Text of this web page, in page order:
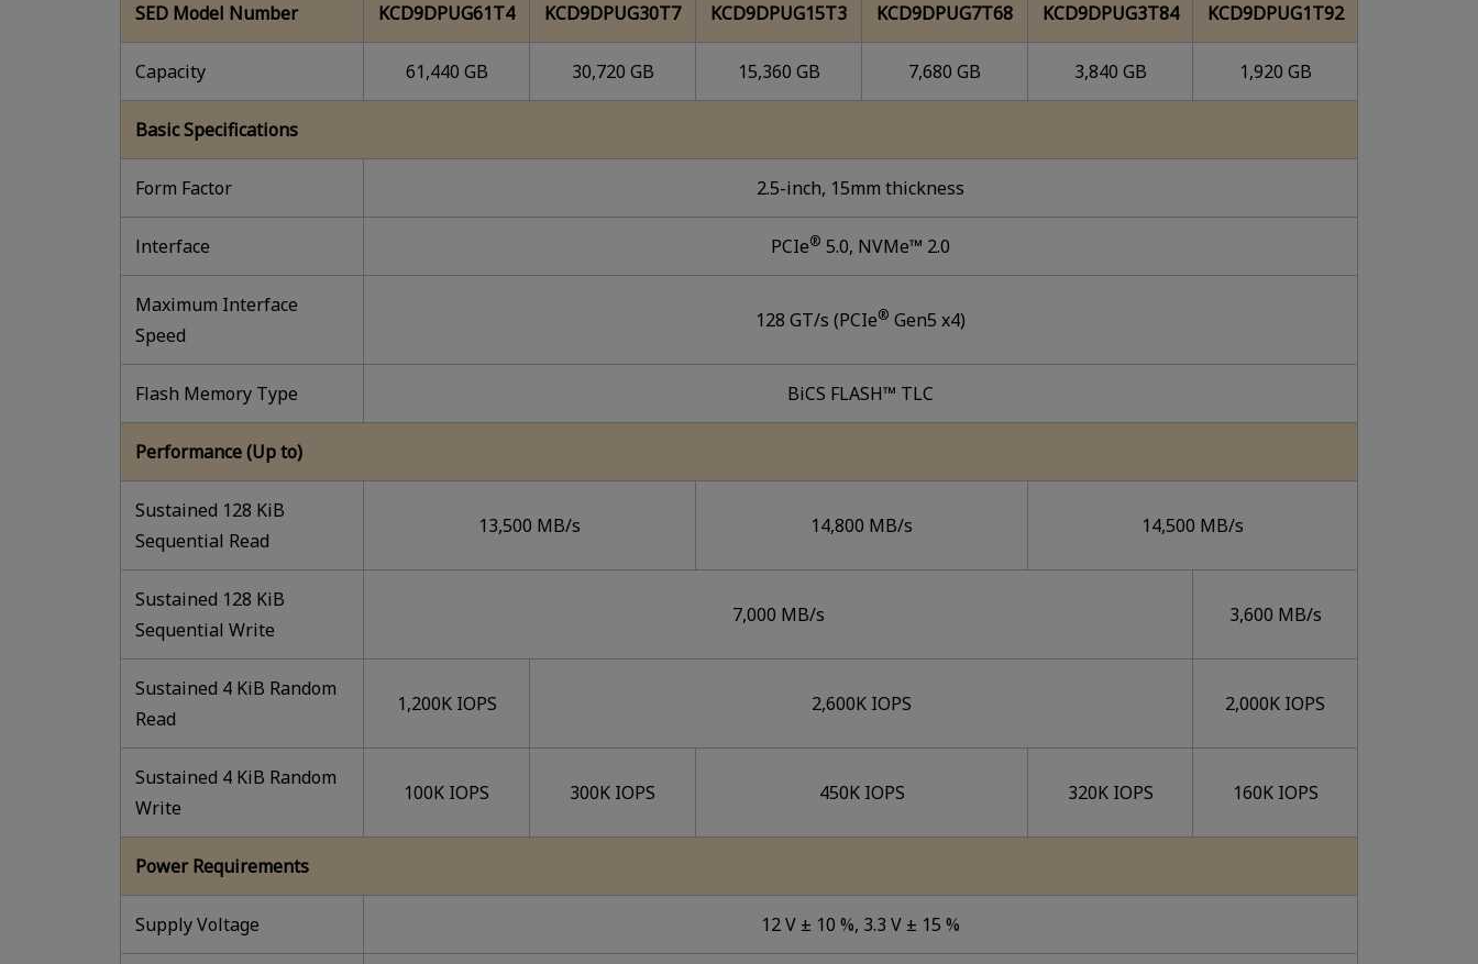
SED Model Number KCD9DPUG61T4 KCD9DPUG30T7 KCD9DPUG15T3 KCD9DPUG7T68 KCD9DPUG3T84 KCD9DPUG1T92
Capacity 61,440 GB 30,720 GB 15,360 GB 7,680 GB 3,840 GB 1,920 GB
Basic Specifications
Form Factor 2.5-inch, 15mm thickness
lnterface PCIe® 5.0, NVMe™ 2.0
Maximum Interface
Speed
128 GT/s (PCIe® Gen5 x4)
Flash Memory Type BiCS FLASH™ TLC
Performance (Up to)
Sustained 128 KiB
Sequential Read
13,500 MB/s 14,800 MB/s 14,500 MB/s
Sustained 128 KiB
Sequential Write
7,000 MB/s 3,600 MB/s
Sustained 4 KiB Random
Read
1,200K IOPS 2,600K IOPS 2,000K IOPS
Sustained 4 KiB Random
Write
100K IOPS 300K IOPS 450K IOPS 320K IOPS 160K IOPS
Power Requirements
Supply Voltage 12 V ± 10 %, 3.3 V ± 15 %